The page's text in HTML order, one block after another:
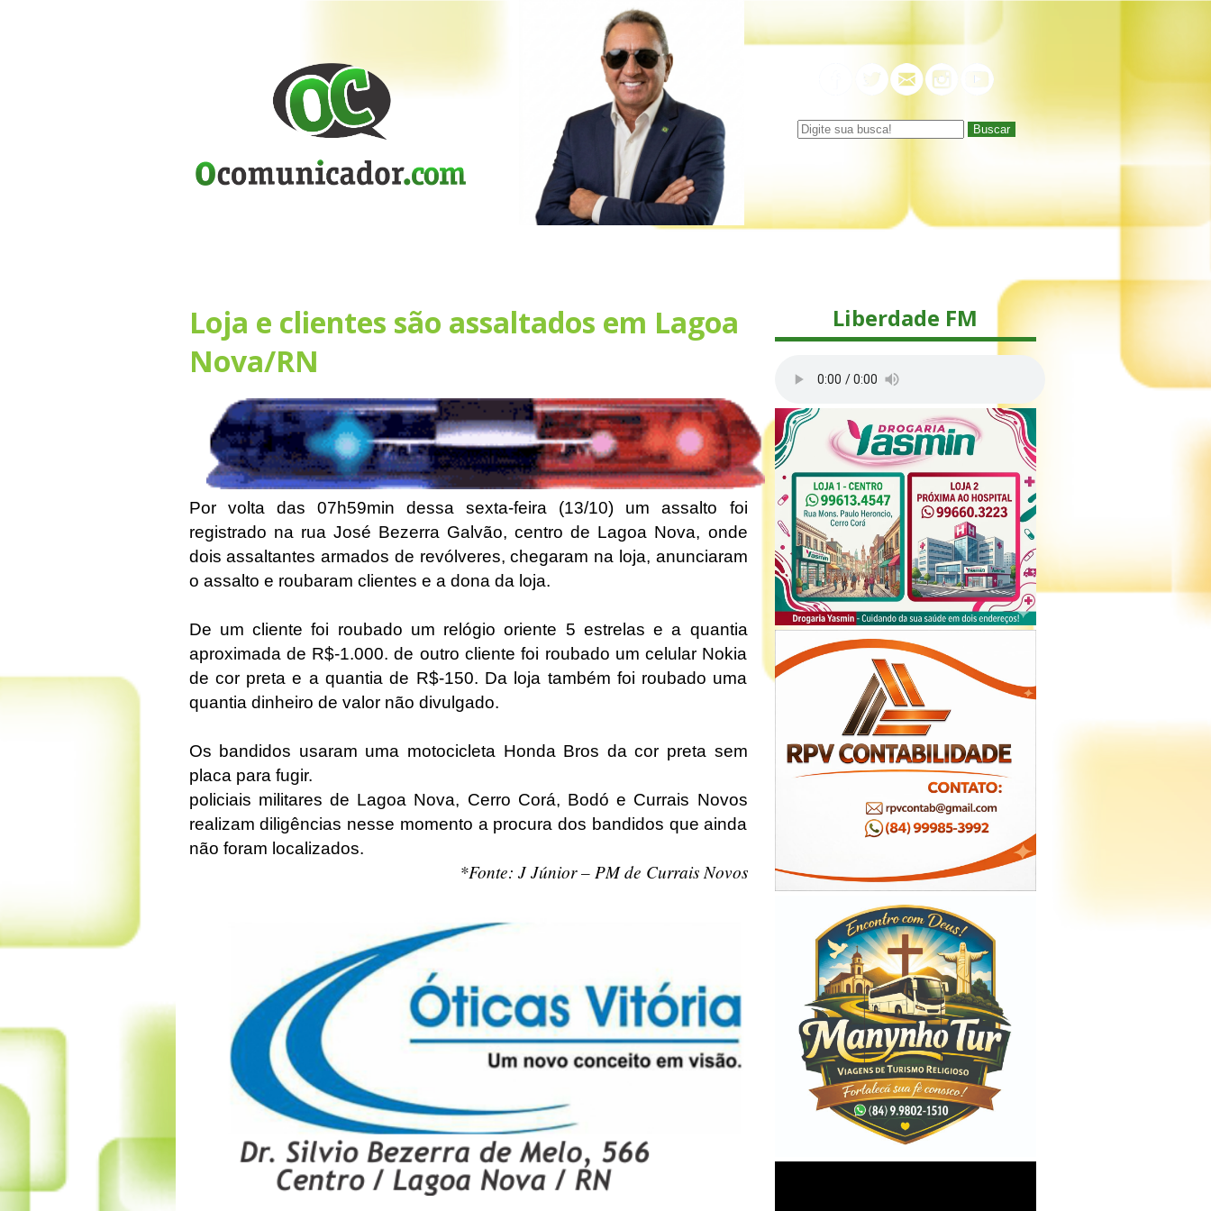
Buscar
Loja e clientes são assaltados em Lagoa
Nova/RN
Por volta das 07h59min dessa sexta-feira (13/10) um assalto foi
registrado na rua José Bezerra Galvão, centro de Lagoa Nova, onde
dois assaltantes armados de revólveres, chegaram na loja, anunciaram
o assalto e roubaram clientes e a dona da loja.
De um cliente foi roubado um relógio oriente 5 estrelas e a quantia
aproximada de R$-1.000. de outro cliente foi roubado um celular Nokia
de cor preta e a quantia de R$-150. Da loja também foi roubado uma
quantia dinheiro de valor não divulgado.
Os bandidos usaram uma motocicleta Honda Bros da cor preta sem
placa para fugir.
policiais militares de Lagoa Nova, Cerro Corá, Bodó e Currais Novos
realizam diligências nesse momento a procura dos bandidos que ainda
não foram localizados.
*Fonte: J Júnior – PM de Currais Novos
Liberdade FM